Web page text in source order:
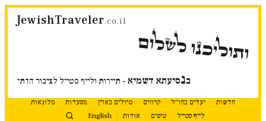
דלג
JewishTraveler.co.il
ותוליכנו לשלום
בנסיעתא דשמיא - תיירות ולייף סטייל לציבור הדתי
חדשות יעדים בחו"ל קרוזים טיולים בארץ מסעדות
מלונאות
לייף סטייל
טיפים אודות English